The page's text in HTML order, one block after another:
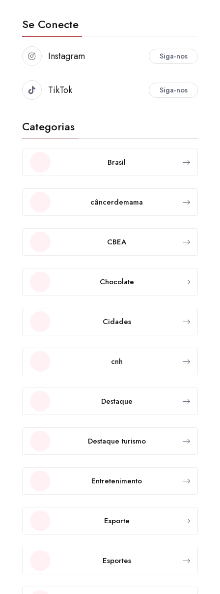
Se Conecte
Instagram Siga-nos
TikTok Siga-nos
Categorias
Brasil
câncerdemama
CBEA
Chocolate
Cidades
cnh
Destaque
Destaque turismo
Entretenimento
Esporte
Esportes